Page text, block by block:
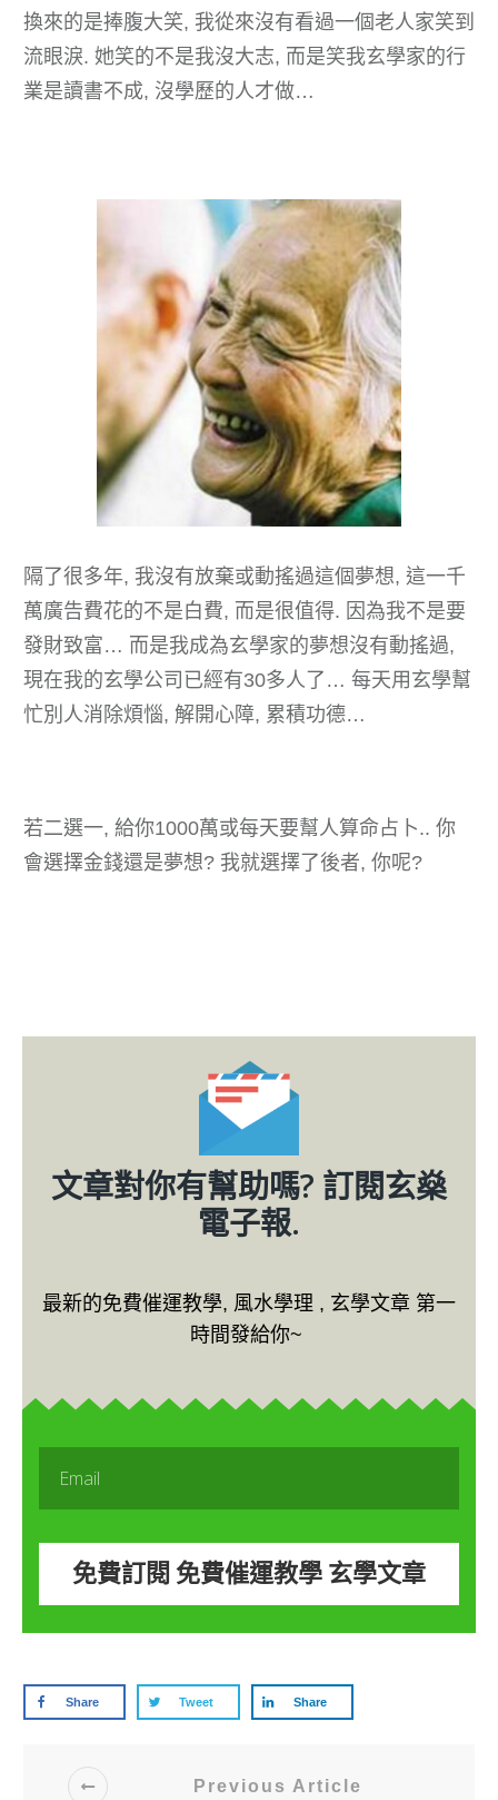
換來的是捧腹大笑, 我從來沒有看過一個老人家笑到
流眼淚. 她笑的不是我沒大志, 而是笑我玄學家的行
業是讀書不成, 沒學歷的人才做…
隔了很多年, 我沒有放棄或動搖過這個夢想, 這一千
萬廣告費花的不是白費, 而是很值得. 因為我不是要
發財致富… 而是我成為玄學家的夢想沒有動搖過,
現在我的玄學公司已經有30多人了… 每天用玄學幫
忙別人消除煩惱, 解開心障, 累積功德…
若二選一, 給你1000萬或每天要幫人算命占卜.. 你
會選擇金錢還是夢想? 我就選擇了後者, 你呢?
按此看看我的算命優惠
文章對你有幫助嗎? 訂閱玄燊
電子報.
最新的免費催運教學, 風水學理 , 玄學文章 第一
時間發給你~
免費訂閱 免費催運教學 玄學文章
Share Tweet Share
Previous Article